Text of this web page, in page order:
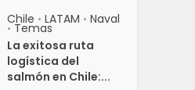
Chile • LATAM • Naval
• Temas
La exitosa ruta
logística del
salmón en Chile:...